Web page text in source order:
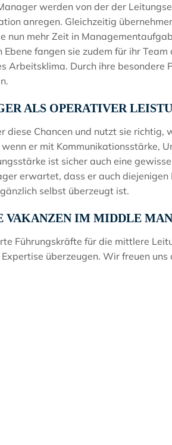
werden von der der
anregen. Gleichzeitig
nun mehr Zeit in
fangen sie zudem für ihr
Arbeitsklima. Durch ihre besondere
ALS OPERATIVER
diese Chancen und nutzt sie
er mit Kommunikationsstärke,
ist sicher auch eine
erwartet, dass er auch diejenigen
selbst überzeugt ist.
VAKANZEN IM MIDDLE
Führungskräfte für die mittlere
überzeugen. Wir freuen uns